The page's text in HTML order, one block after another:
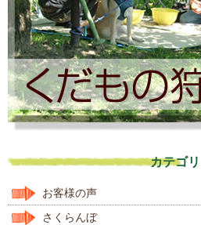
カテゴリ
お客様の声
さくらんぼ